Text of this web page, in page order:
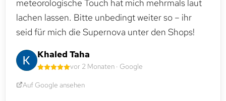
meteorologische Touch hat mich mehrmals laut
lachen lassen. Bitte unbedingt weiter so – ihr
seid für mich die Supernova unter den Shops!
Khaled Taha
vor 2 Monaten · Google
Auf Google ansehen